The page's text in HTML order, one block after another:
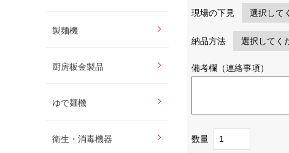
製麺機
厨房板金製品
ゆで麺機
衛生・消毒機器
現場の下見
納品方法
備考欄（連絡事項）
数量